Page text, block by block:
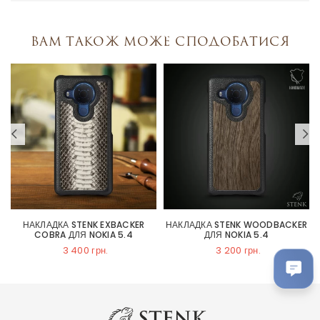
Вам також може сподобатися
НАКЛАДКА STENK EXBACKER
COBRA ДЛЯ NOKIA 5.4
3 400 грн.
НАКЛАДКА STENK WOODBACKER
ДЛЯ NOKIA 5.4
3 200 грн.